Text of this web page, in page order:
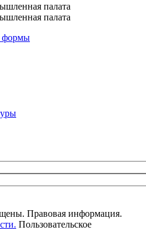
формы
Правовая информация.
Пользовательское